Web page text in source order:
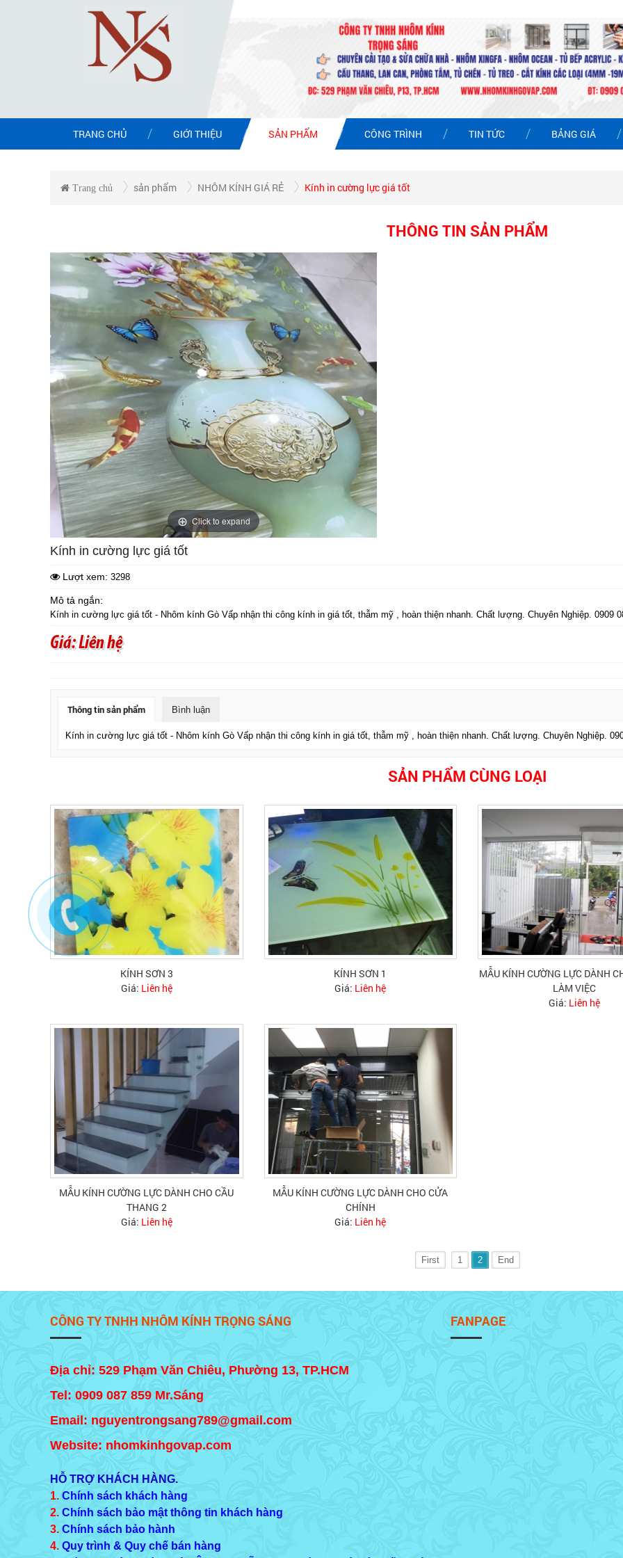
TRANG CHỦ GIỚI THIỆU SẢN PHẨM CÔNG TRÌNH TIN TỨC BẢNG GIÁ
Trang chủ sản phẩm NHÔM KÍNH GIÁ RẺ Kính in cường lực giá tốt
THÔNG TIN SẢN PHẨM
Click to expand
Kính in cường lực giá tốt
Lượt xem: 3298
Mô tả ngắn:
Kính in cường lực giá tốt - Nhôm kính Gò Vấp nhận thi công kính in giá tốt, thẫm mỹ , hoàn thiện nhanh. Chất lượng. Chuyên Nghiệp. 0909
Giá: Liên hệ
Thông tin sản phẩm Bình luận
Kính in cường lực giá tốt - Nhôm kính Gò Vấp nhận thi công kính in giá tốt, thẫm mỹ , hoàn thiện nhanh. Chất lượng. Chuyên Nghiệp.
SẢN PHẨM CÙNG LOẠI
KÍNH SƠN 3
Giá: Liên hệ
KÍNH SƠN 1
Giá: Liên hệ
MẪU KÍNH CƯỜNG LỰC DÀNH
LÀM VIỆC
Giá: Liên hệ
MẪU KÍNH CƯỜNG LỰC DÀNH CHO CẦU
THANG 2
Giá: Liên hệ
MẪU KÍNH CƯỜNG LỰC DÀNH CHO CỬA
CHÍNH
Giá: Liên hệ
First 1 2 End
CÔNG TY TNHH NHÔM KÍNH TRỌNG SÁNG
Địa chỉ: 529 Phạm Văn Chiêu, Phường 13, TP.HCM
Tel: 0909 087 859 Mr.Sáng
Email: nguyentrongsang789@gmail.com
Website: nhomkinhgovap.com
HỖ TRỢ KHÁCH HÀNG.
1. Chính sách khách hàng
2. Chính sách bảo mật thông tin khách hàng
3. Chính sách bảo hành
4. Quy trình & Quy chế bán hàng
FANPAGE